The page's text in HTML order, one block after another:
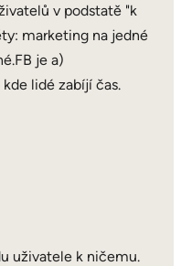
v podstatě "k
marketing na jedné
je a)
lidé zabíjí čas.
uživatele k ničemu.